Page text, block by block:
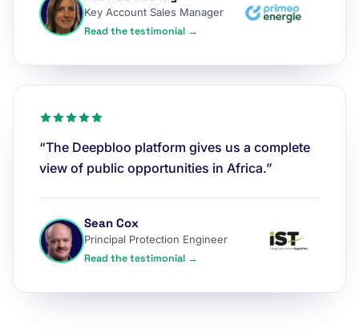
Key Account Sales Manager
Read the testimonial →
“The Deepbloo platform gives us a complete
view of public opportunities in Africa.”
Sean Cox
Principal Protection Engineer
Read the testimonial →